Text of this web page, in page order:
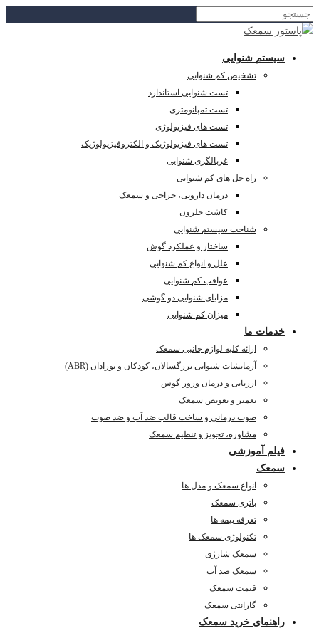
سیستم شنوایی
تشخیص کم شنوایی
تست شنوایی استاندارد
تست تمپانومتری
تست های فیزیولوژی
تست های فیزیولوژیک و الکتروفیزیولوژیک
غربالگری شنوایی
راه حل های کم شنوایی
درمان دارویی، جراحی و سمعک
کاشت حلزون
شناخت سیستم شنوایی
ساختار و عملکرد گوش
علل و انواع کم شنوایی
عواقب کم شنوایی
مزایای شنوایی دو گوشی
میزان کم شنوایی
خدمات ما
ارائه کلیه لوازم جانبی سمعک
آزمایشات شنوایی بزرگسالان، کودکان و نوزادان (ABR)
ارزیابی و درمان وزوز گوش
تعمیر و تعویض سمعک
صوت درمانی و ساخت قالب ضد آب و ضد صوت
مشاوره، تجویز و تنظیم سمعک
فیلم آموزشی
سمعک
انواع سمعک و مدل ها
باتری سمعک
تعرفه بیمه ها
تکنولوژی سمعک ها
سمعک شارژی
سمعک ضد آب
قیمت سمعک
گارانتی سمعک
راهنمای خرید سمعک